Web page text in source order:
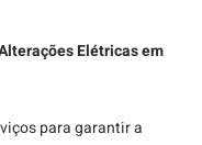
Elétricas em
para garantir a